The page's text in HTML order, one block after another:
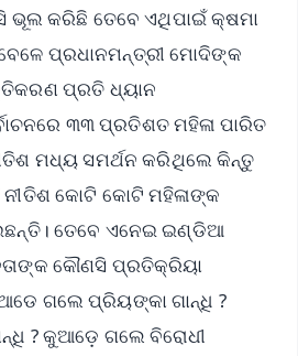
ଭୂଲ କରିଛି ତେବେ ଏଥିପାଇଁ କ୍ଷମା
ପ୍ରଧାନମନ୍ତ୍ରୀ ମୋଦିଙ୍କ
ପ୍ରତି ଧ୍ୟାନ
୩୩ ପ୍ରତିଶତ ମହିଳା ପାରିତ
ମଧ୍ୟ ସମର୍ଥନ କରିଥିଲେ କିନ୍ତୁ
କୋଟି କୋଟି ମହିଳାଙ୍କ
ତେବେ ଏନେଇ ଇଣ୍ଡିଆ
କୌଣସି ପ୍ରତିକ୍ରିୟା
ଗଲେ ପ୍ରିୟଙ୍କା ଗାନ୍ଧି ?
? କୁଆଡ଼େ ଗଲେ ବିରୋଧୀ